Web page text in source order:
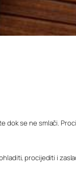
dok se ne smlači.
procijediti i